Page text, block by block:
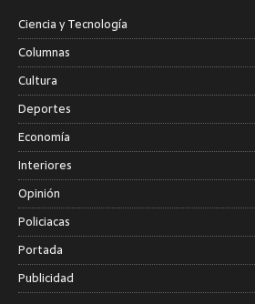
Ciencia y Tecnología
Columnas
Cultura
Deportes
Economía
Interiores
Opinión
Policiacas
Portada
Publicidad